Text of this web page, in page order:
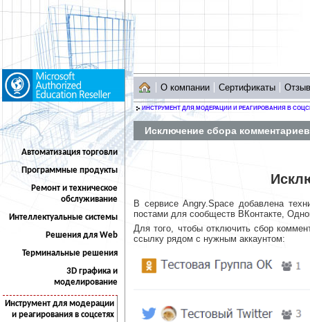
Автоматизация торговли
Программные продукты
Ремонт и техническое
обслуживание
Интеллектуальные системы
Решения для Web
Терминальные решения
3D графика и
моделирование
Инструмент для модерации
и реагирования в соцсетях
О компании Сертификаты
ИНСТРУМЕНТ ДЛЯ МОДЕРАЦИИ И РЕАГИРОВАНИЯ В
Исключение сбора комментариев
В сервисе Angry.Space добавлена
постами для сообществ ВКонтакте,
Для того, чтобы отключить сбор
ссылку рядом с нужным аккаунтом: